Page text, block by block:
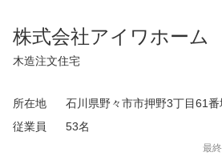
株式会社アイワホーム
木造注文住宅
所在地
石川県野々市市押野3丁目61番
従業員
53名
最